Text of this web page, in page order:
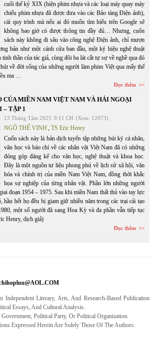
cuối thế kỷ XIX (hiện phim nhựa và các loại máy quay máy
chiếu phim nhựa đã được đưa vào các Bảo tàng Điện ảnh),
cái quy trình mà nếu ai đó muốn tìm hiểu trên Google sẽ
không bao giờ có được thông tin đầy đủ… Nhưng, cuốn
sách này không đi sâu vào công nghệ Điện ảnh, chỉ mượn
bản như một cánh cửa ban đầu, một ký hiệu nghệ thuật
tinh thần của tác giả, cùng đôi ba lát cắt tự sự về nghề qua đó
về đời sống của những người làm phim Việt qua mấy thế
ma …
Đọc thêm
CỦA MIỀN NAM VIỆT NAM VÀ HẢI NGOẠI
– TẬP 1
13 Tháng Tám 2025 9:11 CH (Xem: 12073)
NGÔ THẾ VINH, TS Eric Henry
Cuốn sách này là bản dịch tuyển tập những bút ký cá nhân,
văn học và báo chí về các nhân vật Việt Nam đã có những
đóng góp đáng kể cho văn học, nghệ thuật và khoa học.
Đây là một nguồn tư liệu phong phú về lịch sử xã hội, văn
hóa và chính trị của miền Nam Việt Nam, đồng thời khắc
họa sự nghiệp của từng nhân vật. Phần lớn những người
đoạn 1954 – 1975. Sau khi miền Nam thất thủ vào tay lực
hầu hết họ đều bị giam giữ nhiều năm trong các trại cải tạo
một số người đã sang Hoa Kỳ và đa phần vẫn tiếp tục
Henry, dịch giả)
Đọc thêm
Hihopluu@AOL.COM
Independent Literary, Arts, And Research-Based Publication
Essays, And Cultural Analysis.
Political Party, Or Political Organization.
Expressed Herein Are Solely Those Of The Authors.